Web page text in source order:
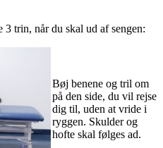
trin, når du skal ud af sengen:
Bøj benene og tril om
på den side, du vil rejse
dig til, uden at vride i
ryggen. Skulder og
hofte skal følges ad.